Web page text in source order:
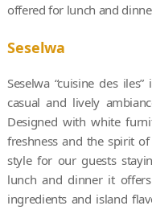
offered for lunch and
Seselwa
Seselwa “cuisine des
casual and lively
Designed with white
freshness and the spirit
style for our guests
lunch and dinner it
ingredients and island